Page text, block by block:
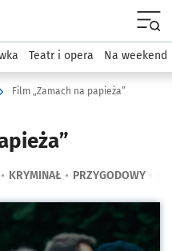
podserwis: Wydarzenia
Teatr i opera Na weekend
Film „Zamach na papieża”
KRYMINAŁ PRZYGODOWY